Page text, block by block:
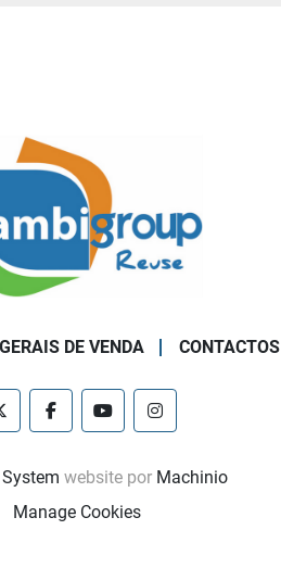
DE VENDA CONTACTOS
twitter facebookyoutubeinstagram
website por Machinio
Manage Cookies